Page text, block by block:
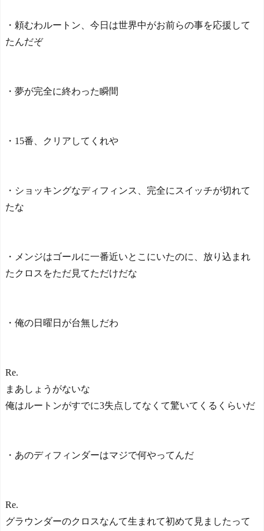
・頼むわルートン、今日は世界中がお前らの事を応援して
たんだぞ
・夢が完全に終わった瞬間
・15番、クリアしてくれや
・ショッキングなディフィンス、完全にスイッチが切れて
たな
・メンジはゴールに一番近いとこにいたのに、放り込まれ
たクロスをただ見てただけだな
・俺の日曜日が台無しだわ
Re.
まあしょうがないな
俺はルートンがすでに3失点してなくて驚いてくるくらいだ
・あのディフィンダーはマジで何やってんだ
Re.
グラウンダーのクロスなんて生まれて初めて見ましたって